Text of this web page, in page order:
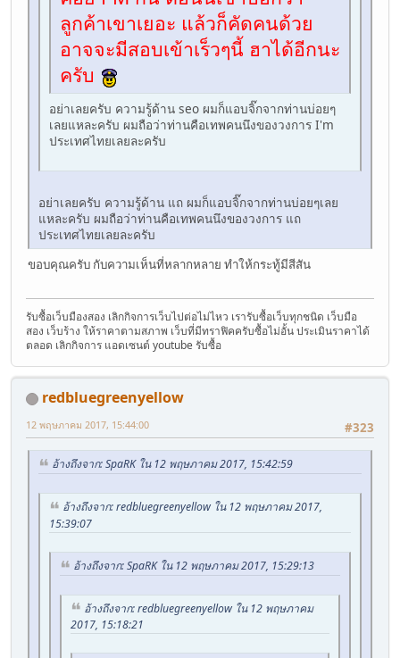
ลูกค้าเขาเยอะ แล้วก็คัดคนด้วย
อาจจะมีสอบเข้าเร็วๆนี้ ฮาได้อีกนะ
ครับ
อย่าเลยครับ ความรู้ด้าน seo ผมก็แอบจิ๊กจากท่านบ่อยๆ
เลยแหละครับ ผมถือว่าท่านคือเทพคนนึงของวงการ I'm
ประเทศไทยเลยละครับ
อย่าเลยครับ ความรู้ด้าน แถ ผมก็แอบจิ๊กจากท่านบ่อยๆเลย
แหละครับ ผมถือว่าท่านคือเทพคนนึงของวงการ แถ
ประเทศไทยเลยละครับ
ขอบคุณครับ กับความเห็นที่หลากหลาย ทำให้กระทู้มีสีสัน
รับซื้อเว็บมืองสอง เลิกกิจการเว็บไปต่อไม่ไหว เรารับซื้อเว็บทุกชนิด เว็บมือ
สอง เว็บร้าง ให้ราคาตามสภาพ เว็บที่มีทราฟิคครับซื้อไม่อั้น ประเมินราคาได้
ตลอด เลิกกิจการ แอดเซนต์ youtube รับซื้อ
redbluegreenyellow
#323
12 พฤษภาคม 2017, 15:44:00
อ้างถึงจาก: SpaRK ใน 12 พฤษภาคม 2017, 15:42:59
อ้างถึงจาก: redbluegreenyellow ใน 12 พฤษภาคม 2017,
15:39:07
อ้างถึงจาก: SpaRK ใน 12 พฤษภาคม 2017, 15:29:13
อ้างถึงจาก: redbluegreenyellow ใน 12 พฤษภาคม
2017, 15:18:21